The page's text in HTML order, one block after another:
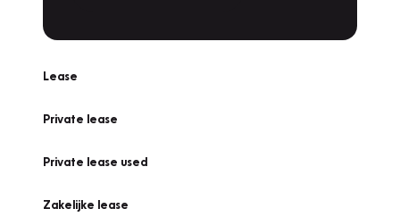
Lease
Private lease
Private lease used
Zakelijke lease